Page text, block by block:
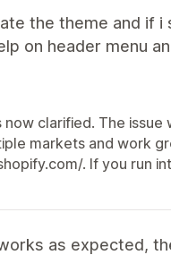
the theme and if i
on header menu
clarified. The issue
markets and work
. If you run
as expected,